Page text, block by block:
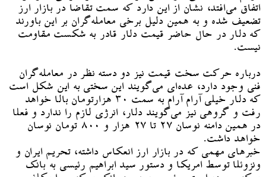
اتفاق می‌افتد، نشان از این دارد که سمت تقاضا در بازار ارز
تضعیف شده و به همین دلیل برخی معامله‌گران بر این باورند
که دلار در حال حاضر قیمت دلار قادر به شکست مقاومت
نیست.
درباره حرکت سخت قیمت نیز دو دسته نظر در معامله‌گران
فنی وجود دارد، عده‌ای می‌گویند این سختی به این شکل است
که دلار خیلی آرام آرام به سمت ۳۰ هزارتومان بالا خواهد
رفت و گروهی نیز می‌گویند دلار، انرژی لازم را ندارد و فعلا
در همین دامنه نوسان ۲۷ تا ۲۷ هزار و ۸۰۰ تومان نوسان
خواهد داشت.
خبرهای مهمی که در بازار ارز انعکاس داشته، تحریم ایران و
ونزوئلا توسط امریکا و دستور سید ابراهیم رئیسی به بانک